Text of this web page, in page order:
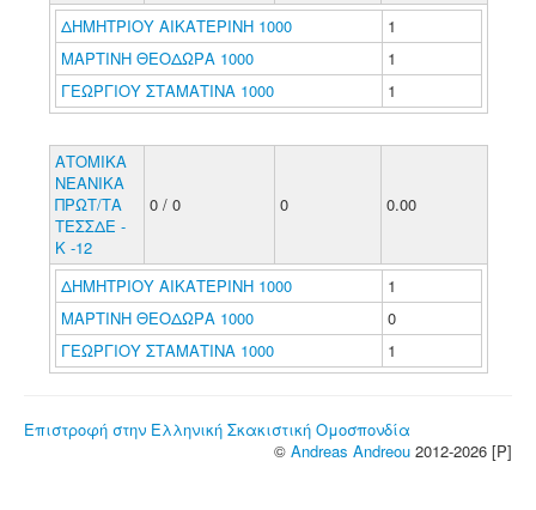
ΔΗΜΗΤΡΙΟΥ ΑΙΚΑΤΕΡΙΝΗ 1000
1
ΜΑΡΤΙΝΗ ΘΕΟΔΩΡΑ 1000
1
ΓΕΩΡΓΙΟΥ ΣΤΑΜΑΤΙΝΑ 1000
1
ΑΤΟΜΙΚΑ
ΝΕΑΝΙΚΑ
ΠΡΩΤ/ΤΑ
ΤΕΣΣΔΕ -
Κ -12
0 / 0 0 0.00
ΔΗΜΗΤΡΙΟΥ ΑΙΚΑΤΕΡΙΝΗ 1000
1
ΜΑΡΤΙΝΗ ΘΕΟΔΩΡΑ 1000
0
ΓΕΩΡΓΙΟΥ ΣΤΑΜΑΤΙΝΑ 1000
1
Επιστροφή στην Ελληνική Σκακιστική Ομοσπονδία
© Andreas Andreou 2012-2026 [P]